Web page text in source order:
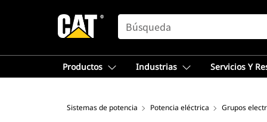
SEARCH
Productos Industrias Servicios Y
Sistemas de potencia Potencia eléctrica Grupos